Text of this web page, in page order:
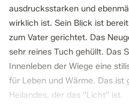
ausdrucksstarken und
wirklich ist. Sein Blick ist
zum Vater gerichtet. Das
sehr reines Tuch gehüllt. Das
Innenleben der Wiege eine
für Leben und Wärme. Das ist
Heilandes, der das "Licht" ist.